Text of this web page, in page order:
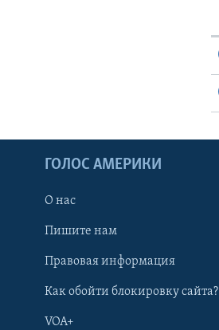
ГОЛОС АМЕРИКИ
О нас
Пишите нам
Правовая информация
Как обойти блокировку сайта?
VOA+